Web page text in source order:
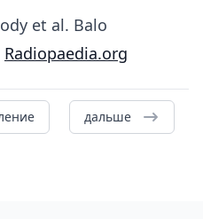
et al. Balo
Radiopaedia.org
дальше